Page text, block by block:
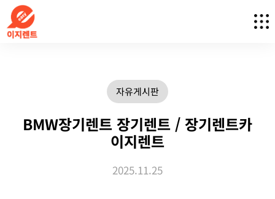
자유게시판
BMW장기렌트 장기렌트 / 장기렌트카
이지렌트
2025.11.25